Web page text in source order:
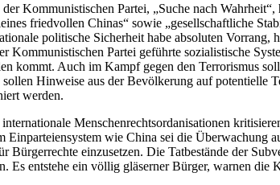
Kommunistischen Partei, „Suche nach
friedvollen Chinas“ sowie „gesellschaftliche
politische Sicherheit habe absoluten
Kommunistischen Partei geführte sozialistische
kommt. Auch im Kampf gegen den Terrorismus
Hinweise aus der Bevölkerung auf potentielle
werden.
Menschenrechtsordanisationen
Einparteiensystem wie China sei die Überwachung
Bürgerrechte einzusetzen. Die Tatbestände der
Es entstehe ein völlig gläserner Bürger, warnen die